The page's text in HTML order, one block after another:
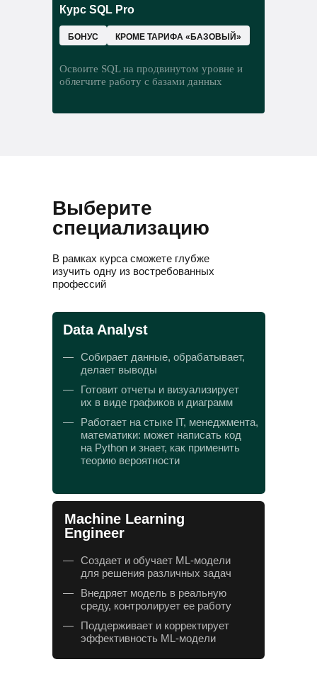
что такое нейрон и нейронная сеть
как создать инфраструктуру для
моделей машинного обучения
В этом модуле вместе с карьерным
Курс SQL Pro
БОНУС КРОМЕ ТАРИФА «БАЗОВЫЙ»
Освоите SQL на продвинутом уровне и
облегчите работу с базами данных
Data Analyst
— Собирает данные, обрабатывает,
делает выводы
—
Готовит отчеты и визуализирует
их в виде графиков и диаграмм
—
Работает на стыке IT, менеджмента,
математики: может написать код
на Python и знает, как применить
теорию вероятности
Machine Learning
Engineer
Выберите
специализацию
В рамках курса сможете глубже
изучить одну из востребованных
профессий
— Создает и обучает ML-модели
для решения различных задач
—
Внедряет модель в реальную
среду, контролирует ее работу
—
Поддерживает и корректирует
эффективность ML-модели